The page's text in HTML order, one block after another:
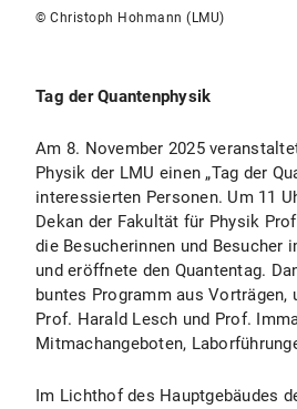
© Christoph Hohmann (LMU)
Tag der Quantenphysik
Am 8. November 2025
Physik der LMU einen „Tag der
interessierten Personen. Um 11
Dekan der Fakultät für Physik
die Besucherinnen und Besucher
und eröffnete den Quantentag.
buntes Programm aus Vorträgen,
Prof. Harald Lesch und Prof.
Mitmachangeboten,
Im Lichthof des Hauptgebäudes